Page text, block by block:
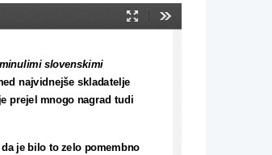
Način
slovenskimi
najvidnejše skladatelje
prejel mnogo nagrad tudi
je bilo to zelo pomembno